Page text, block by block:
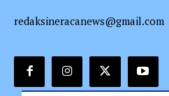
redaksineracanews@gmail.com